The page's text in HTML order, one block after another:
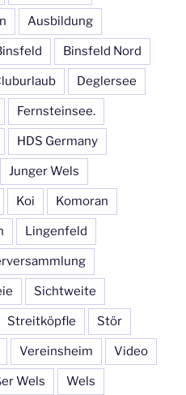
Ausbildung
Binsfeld Nord
Deglersee
Fernsteinsee.
HDS Germany
Junger Wels
Koi Komoran
Lingenfeld
Sichtweite
Streitköpfle Stör
Vereinsheim Video
Wels Wels